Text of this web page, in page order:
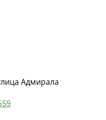
Адмирала